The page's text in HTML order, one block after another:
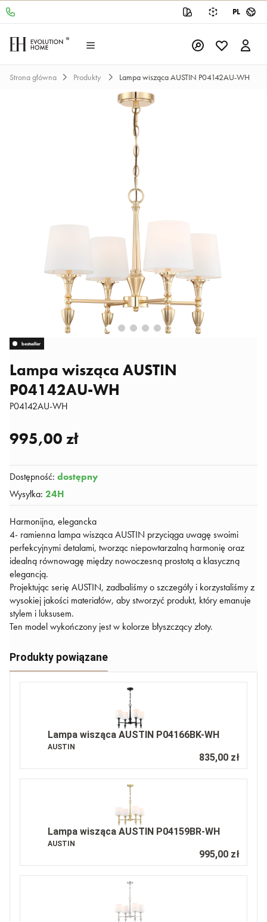
PL
Strona główna Produkty Lampa wisząca AUSTIN P04142AU-WH
bestseller
Lampa wisząca AUSTIN
P04142AU-WH
P04142AU-WH
995,00 zł
Dostępność: dostępny
Wysyłka: 24H
Harmonijna, elegancka
4- ramienna lampa wisząca AUSTIN przyciąga uwagę swoimi
perfekcyjnymi detalami, tworząc niepowtarzalną harmonię oraz
idealną równowagę między nowoczesną prostotą a klasyczną
elegancją.
Projektując serię AUSTIN, zadbaliśmy o szczegóły i korzystaliśmy z
wysokiej jakości materiałów, aby stworzyć produkt, który emanuje
stylem i luksusem.
Ten model wykończony jest w kolorze błyszczący złoty.
Produkty powiązane
Lampa wisząca AUSTIN P04166BK-WH
AUSTIN
835,00 zł
Lampa wisząca AUSTIN P04159BR-WH
AUSTIN
995,00 zł